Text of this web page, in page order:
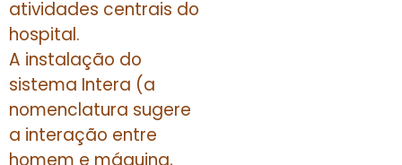
atividades centrais do
hospital.
A instalação do
sistema Intera (a
nomenclatura sugere
a interação entre
homem e máquina,